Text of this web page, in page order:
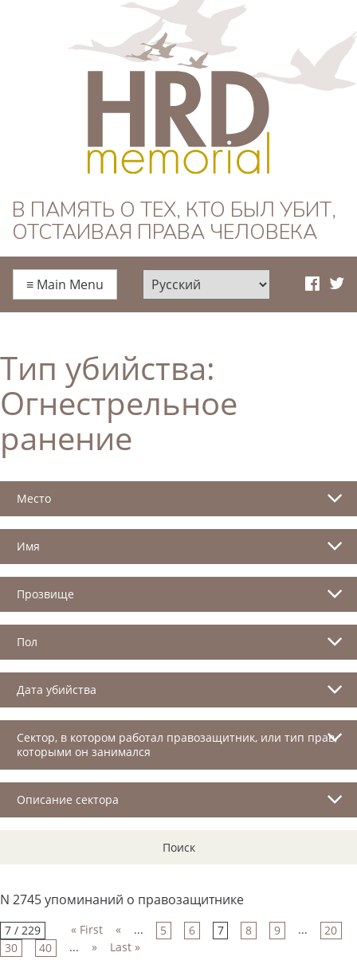
HRD Memorial —
Русский
В ПАМЯТЬ О ТЕХ, КТО БЫЛ УБИТ,
ОТСТАИВАЯ ПРАВА ЧЕЛОВЕКА
≡ Main Menu
Тип убийства:
Огнестрельное
ранение
Место
Имя
Прозвище
Пол
Дата убийства
Сектор, в котором работал правозащитник, или тип прав,
которыми он занимался
Описание сектора
Поиск
N 2745 упоминаний о правозащитнике
7 / 229 « First « ... 5 6 7 8 9 ...
20
30
40 ... » Last »